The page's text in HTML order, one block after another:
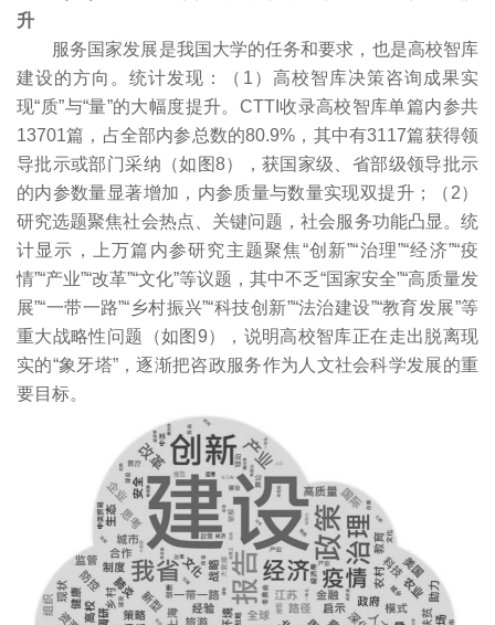
升
服务国家发展是我国大学的任务和要求，也是高校智库
建设的方向。统计发现：（1）高校智库决策咨询成果实
现“质”与“量”的大幅度提升。CTTI收录高校智库单篇内参共
13701篇，占全部内参总数的80.9%，其中有3117篇获得领
导批示或部门采纳（如图8），获国家级、省部级领导批示
的内参数量显著增加，内参质量与数量实现双提升；（2）
研究选题聚焦社会热点、关键问题，社会服务功能凸显。统
计显示，上万篇内参研究主题聚焦“创新”“治理”“经济”“疫
情”“产业”“改革”“文化”等议题，其中不乏“国家安全”“高质量发
展”“一带一路”“乡村振兴”“科技创新”“法治建设”“教育发展”等
重大战略性问题（如图9），说明高校智库正在走出脱离现
实的“象牙塔”，逐渐把咨政服务作为人文社会科学发展的重
要目标。